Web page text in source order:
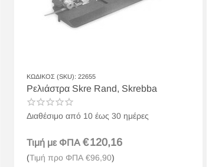
ΚΩΔΙΚΟΣ (SKU): 22655
Ρελιάστρα Skre Rand, Skrebba
Διαθέσιμο από 10 έως 30 ημέρες
Τιμή με ΦΠΑ €120,16
(Τιμή προ ΦΠΑ €96,90)